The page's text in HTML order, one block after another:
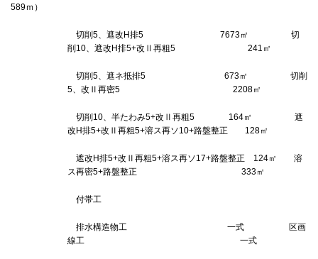
589ｍ）
切削5、遮改H排5 7673㎡ 切
削10、遮改H排5+改Ⅱ再粗5 241㎡
切削5、遮ネ抵排5 673㎡ 切削
5、改Ⅱ再密5 2208㎡
切削10、半たわみ5+改Ⅱ再粗5 164㎡ 遮
改H排5+改Ⅱ再粗5+溶ス再ソ10+路盤整正 128㎡
遮改H排5+改Ⅱ再粗5+溶ス再ソ17+路盤整正 124㎡ 溶
ス再密5+路盤整正 333㎡
付帯工
排水構造物工 一式 区画
線工 一式